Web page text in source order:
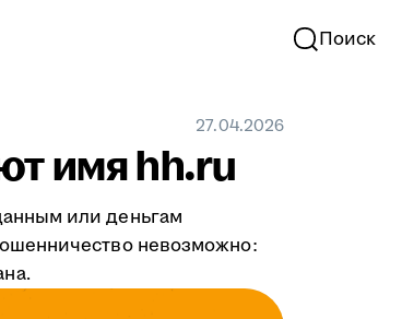
Поиск
27.04.2026
имя hh.ru
или деньгам
невозможно: